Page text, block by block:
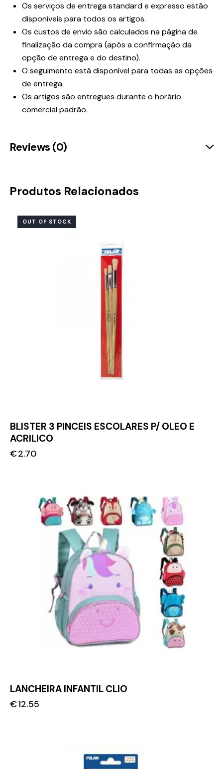
Os serviços de entrega standard e expresso estão
disponíveis para todos os artigos.
Os custos de envio são calculados na página de
finalização da compra (após a confirmação da
opção de entrega e do destino).
O seguimento está disponível para todas as opções
de entrega.
Os artigos são entregues durante o horário
comercial padrão.
Reviews (0)
Produtos Relacionados
OUT OF STOCK
BLISTER 3 PINCEIS ESCOLARES P/ OLEO E
ACRILICO
€2.70
LANCHEIRA INFANTIL CLIO
€12.55